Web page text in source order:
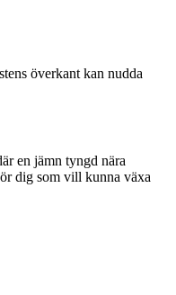
överkant kan nudda
en jämn tyngd nära
dig som vill kunna växa